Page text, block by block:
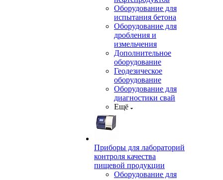
Оборудование для
испытания бетона
Оборудование для
дробления и
измельчения
Дополнительное
оборудование
Геодезическое
оборудование
Оборудование для
диагностики свай
Ещё
Приборы для лабораторий
контроля качества
пищевой продукции
Оборудование для